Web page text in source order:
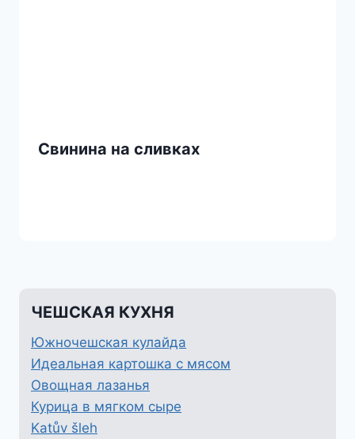
Свинина на сливках
ЧЕШСКАЯ КУХНЯ
Южночешская кулайда
Идеальная картошка с мясом
Овощная лазанья
Курица в мягком сыре
Katův šleh